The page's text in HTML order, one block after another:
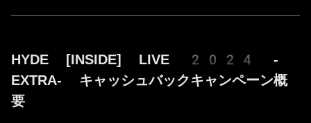
HYDE [INSIDE] LIVE 2024 -
EXTRA- キャッシュバックキャンペーン概
要